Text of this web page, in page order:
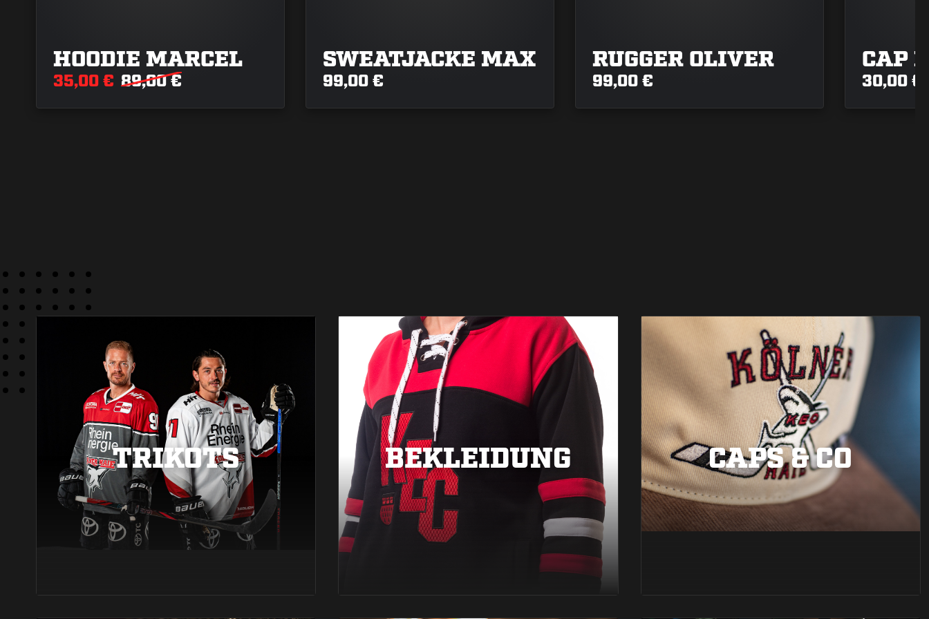
HOODIE MARCEL
35,00 € 89,00 €
SWEATJACKE MAX
99,00 €
RUGGER OLIVER
99,00 €
CAP
30,00 €
TRIKOTS BEKLEIDUNG CAPS & CO